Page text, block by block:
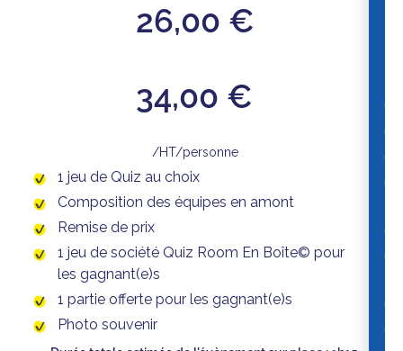
26,00 €
34,00 €
/HT/personne
1 jeu de Quiz au choix
Composition des équipes en amont
Remise de prix
1 jeu de société Quiz Room En Boîte© pour
les gagnant(e)s
1 partie offerte pour les gagnant(e)s
Photo souvenir